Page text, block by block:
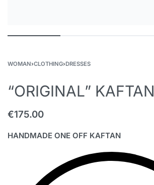
WOMAN›CLOTHING›DRESSES
“ORIGINAL” KAFTAN
€175.00
HANDMADE ONE OFF KAFTAN